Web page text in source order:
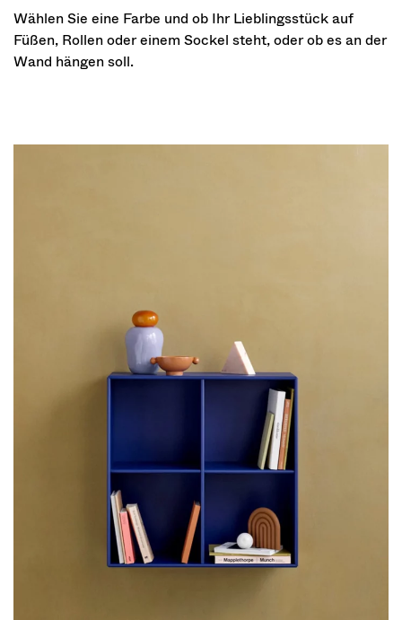
Wählen Sie eine Farbe und ob Ihr Lieblingsstück auf
Füßen, Rollen oder einem Sockel steht, oder ob es an der
Wand hängen soll.